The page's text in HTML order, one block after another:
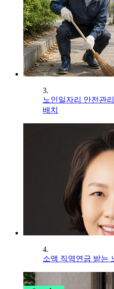
3.
노인일자리 안전관
배치
4.
소액 직역연금 받는